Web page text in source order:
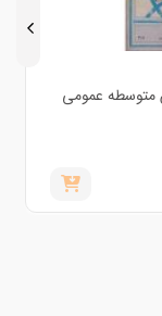
متوسطه عمومی